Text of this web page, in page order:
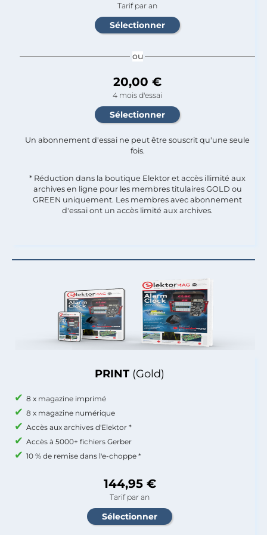
PRINT (Gold)
8 x magazine imprimé
8 x magazine numérique
Accès aux archives d'Elektor *
Accès à 5000+ fichiers Gerber
10 % de remise dans l'e-choppe *
144,95 €
Tarif par an
Tarif par an
ou
20,00 €
4 mois d'essai
Un abonnement d'essai ne peut être souscrit qu'une seule
fois.​
* Réduction dans la boutique Elektor et accès illimité aux
archives en ligne pour les membres titulaires GOLD ou
GREEN uniquement. Les membres avec abonnement
d'essai ont un accès limité aux archives.